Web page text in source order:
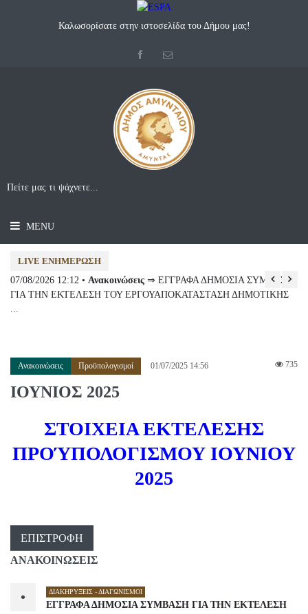
Καλωσορίσατε στην ιστοσελίδα του Δήμου μας!
MENU
LIVE ΕΝΗΜΈΡΩΣΗ
07/08/2026 12:12 • Ανακοινώσεις ⇒ ΕΓΓΡΑΦΑ ΔΗΜΟΣΙΑ ΣΥΜΒΑΣΗ
ΓΙΑ ΤΗΝ ΕΚΤΕΛΕΣΗ ΤΟΥ ΕΡΓΟΥΑΠΟΚΑΤΑΣΤΑΣΗ ΔΗΜΟΤΙΚΗΣ
...
Ανακοινώσεις Προϋπολογισμοί 01/07/2025 14:56 735
ΙΟΥΝΙΟΣ 2025
ΣΤΟΙΧΕΙΑ ΕΚΤΕΛΕΣΗΣ
ΠΡΟΎΠΟΛΟΓΙΣΜΟΥ ΙΟΥΝΙΟΥ
2025
ΕΠΙΣΤΡΟΦΉ
ΑΝΑΚΟΙΝΩΣΕΙΣ
• ΔΙΑΚΗΡΎΞΕΙΣ - ΔΙΑΓΩΝΙΣΜΟΊ
ΕΓΓΡΑΦΑ ΔΗΜΟΣΙΑ ΣΥΜΒΑΣΗ ΓΙΑ ΤΗΝ ΕΚΤΕΛΕΣΗ